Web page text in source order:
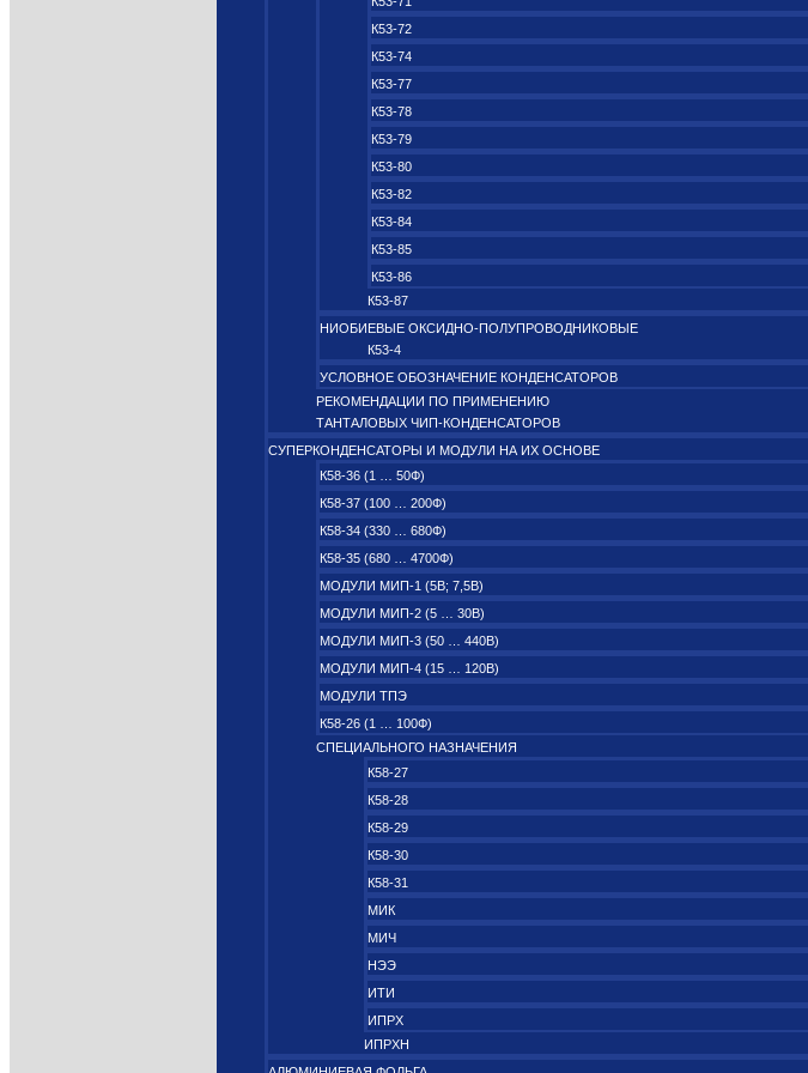
К53-72
К53-74
К53-77
К53-78
К53-79
К53-80
К53-82
К53-84
К53-85
К53-86
К53-87
НИОБИЕВЫЕ ОКСИДНО‑ПОЛУПРОВОДНИКОВЫЕ
К53-4
УСЛОВНОЕ ОБОЗНАЧЕНИЕ КОНДЕНСАТОРОВ
РЕКОМЕНДАЦИИ ПО ПРИМЕНЕНИЮ
ТАНТАЛОВЫХ ЧИП-КОНДЕНСАТОРОВ
СУПЕРКОНДЕНСАТОРЫ И МОДУЛИ НА ИХ ОСНОВЕ
К58-36 (1 … 50Ф)
К58-37 (100 … 200Ф)
К58-34 (330 … 680Ф)
К58-35 (680 … 4700Ф)
МОДУЛИ МИП-1 (5В; 7,5B)
МОДУЛИ МИП-2 (5 … 30В)
МОДУЛИ МИП-3 (50 … 440В)
МОДУЛИ МИП-4 (15 … 120В)
МОДУЛИ ТПЭ
К58-26 (1 … 100Ф)
СПЕЦИАЛЬНОГО НАЗНАЧЕНИЯ
К58-27
К58-28
К58-29
К58-30
К58-31
МИК
МИЧ
НЭЭ
ИТИ
ИПРХ
ИПРХН